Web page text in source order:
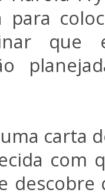
para
que
carta
com